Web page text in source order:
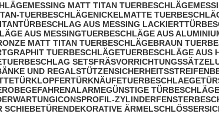
MESSING MATT TITAN TUERBESCHLÄGE
TUERBESCHLÄGENICKELMATTE
TÜRBESCHLAG AUS MESSING LACKIERT
AUS MESSINGTUERBESCHLÄGE AUS
MATT TITAN TUERBESCHLÄGEBRAUN
GRAPHIT TUERBESCHLÄGETUERBESCHLÄGE AUS
TUERBESCHLAG SETSFRÄSVORRICHTUNGSSÄTZE
UND REGALSTÜTZENSICHERHEITSSTREIFEN
TÜRKLOPFERTÜRKNÄUFETUERBESCHLAEGE
GEFAHRENALARMEGÜNSTIGE TÜRBESCHLÄGE
WARTUNGICONSPROFIL-ZYLINDER
SCHIEBETÜRENDEKORATIVE ÄRMELSCHLÖSSER